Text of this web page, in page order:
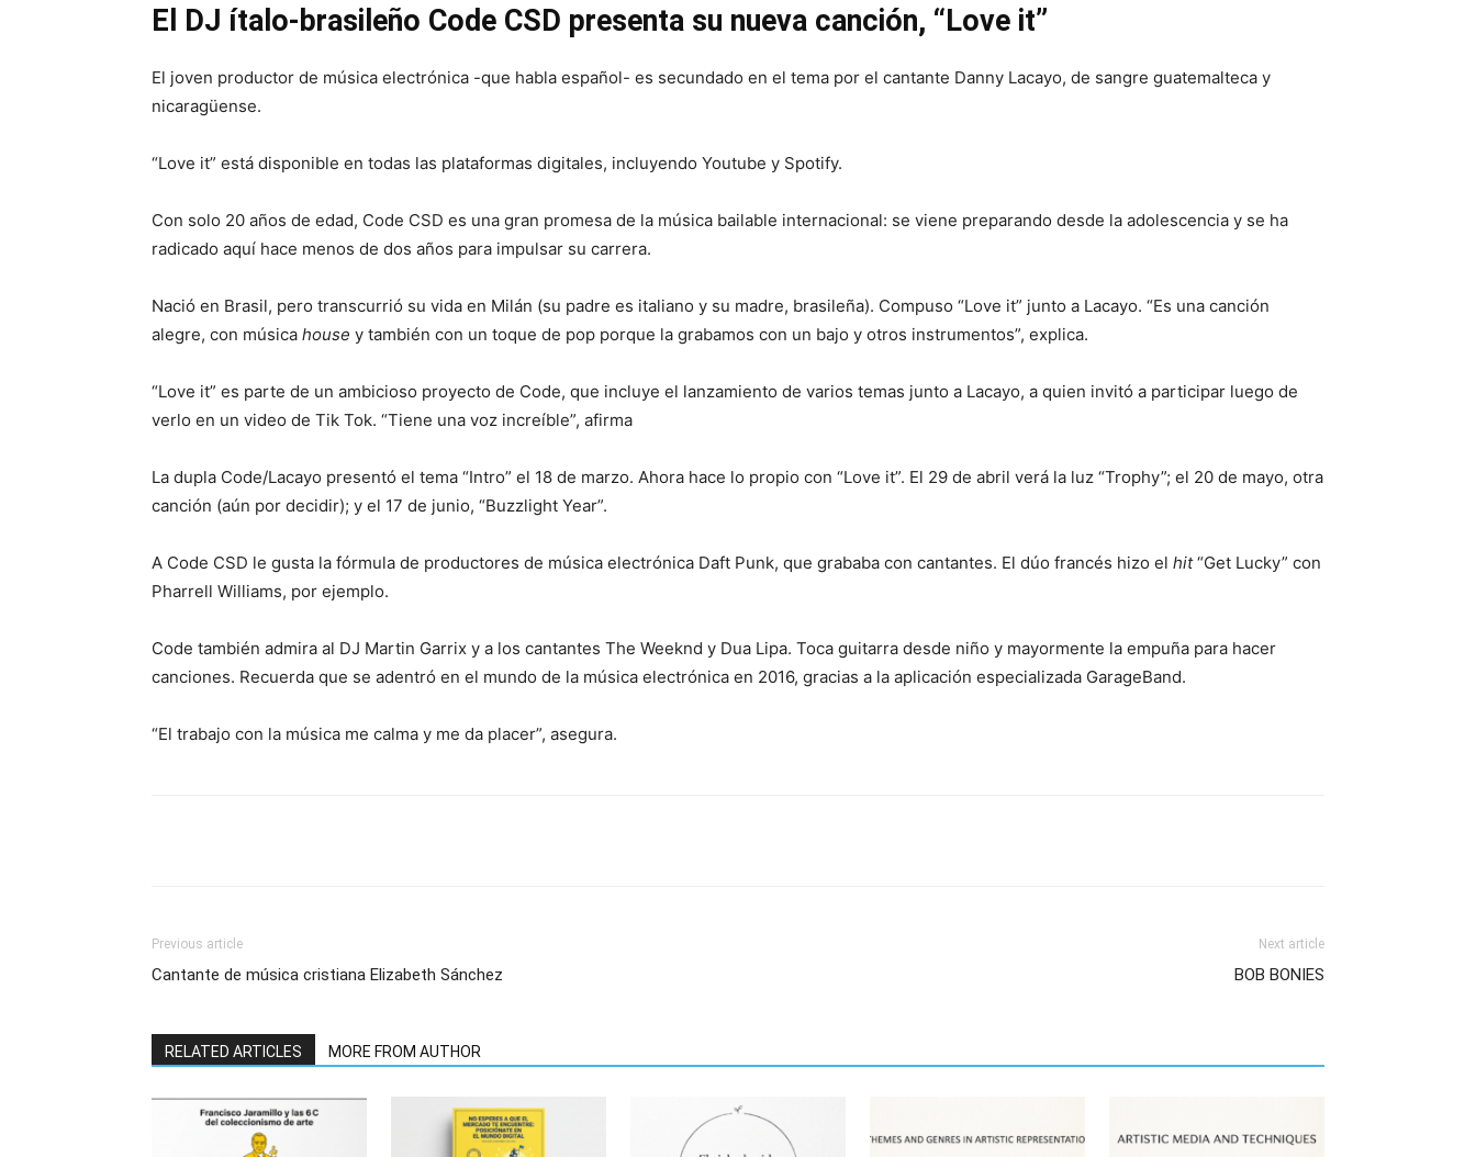
El DJ ítalo-brasileño Code CSD presenta su nueva canción, “Love it”
El joven productor de música electrónica -que habla español- es secundado en el tema por el cantante Danny Lacayo, de sangre guatemalteca y
nicaragüense.
“Love it” está disponible en todas las plataformas digitales, incluyendo Youtube y Spotify.
Con solo 20 años de edad, Code CSD es una gran promesa de la música bailable internacional: se viene preparando desde la adolescencia y se ha
radicado aquí hace menos de dos años para impulsar su carrera.
Nació en Brasil, pero transcurrió su vida en Milán (su padre es italiano y su madre, brasileña). Compuso “Love it” junto a Lacayo. “Es una canción
alegre, con música house y también con un toque de pop porque la grabamos con un bajo y otros instrumentos”, explica.
“Love it” es parte de un ambicioso proyecto de Code, que incluye el lanzamiento de varios temas junto a Lacayo, a quien invitó a participar luego de
verlo en un video de Tik Tok. “Tiene una voz increíble”, afirma
La dupla Code/Lacayo presentó el tema “Intro” el 18 de marzo. Ahora hace lo propio con “Love it”. El 29 de abril verá la luz “Trophy”; el 20 de mayo, otra
canción (aún por decidir); y el 17 de junio, “Buzzlight Year”.
A Code CSD le gusta la fórmula de productores de música electrónica Daft Punk, que grababa con cantantes. El dúo francés hizo el hit“Get Lucky” con
Pharrell Williams, por ejemplo.
Code también admira al DJ Martin Garrix y a los cantantes The Weeknd y Dua Lipa. Toca guitarra desde niño y mayormente la empuña para hacer
canciones. Recuerda que se adentró en el mundo de la música electrónica en 2016, gracias a la aplicación especializada GarageBand.
“El trabajo con la música me calma y me da placer”, asegura.
Previous article
Cantante de música cristiana Elizabeth Sánchez
Next article
BOB BONIES
RELATED ARTICLES MORE FROM AUTHOR